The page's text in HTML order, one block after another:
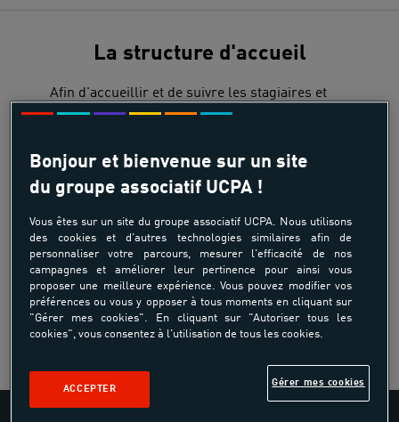
La structure d'accueil
Afin d'accueillir et de suivre les stagiaires et
alternants dans les meilleures conditions, il est
différentes missions
certifications et le métier :
Apprentissage de l’équitation jusqu’au Galop
Accueillir différents types de publics,
Une diversité des activités proposées.
L’Animateur Equitation est un diplômé délivré
par la FFE, la structure doit également être
adhérente à la FFE et labellisée Ecole
Bonjour et bienvenue sur un site
du groupe associatif UCPA !
Vous êtes sur un site du groupe associatif UCPA. Nous utilisons
des cookies et d'autres technologies similaires afin de
personnaliser votre parcours, mesurer l'efficacité de nos
campagnes et améliorer leur pertinence pour ainsi vous
proposer une meilleure expérience. Vous pouvez modifier vos
préférences ou vous y opposer à tous moments en cliquant sur
"Gérer mes cookies". En cliquant sur "Autoriser tous les
cookies", vous consentez à l'utilisation de tous les cookies.
Gérer mes cookies
ACCEPTER